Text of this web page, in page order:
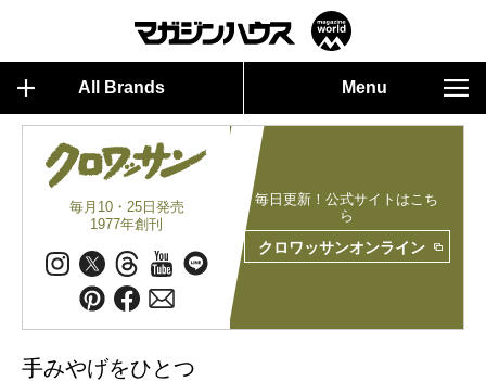
All Brands Menu
毎月10・25日発売
1977年創刊
毎日更新！公式サイトはこち
ら
クロワッサンオンライン
手みやげをひとつ